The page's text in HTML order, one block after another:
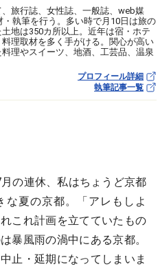
、旅行誌、女性誌、一般誌、web媒
・執筆を行う。多い時で月10日は旅の
地は350カ所以上。近年は宿・ホテ
理取材を多く手がける。関心が高い
理やスイーツ、地酒、工芸品、温泉
プロフィール詳細
執筆記事一覧
の連休、私はちょうど京都
な夏の京都。「アレもしよ
これ計画を立てていたもの
暴風雨の渦中にある京都。
止・延期になってしまいま